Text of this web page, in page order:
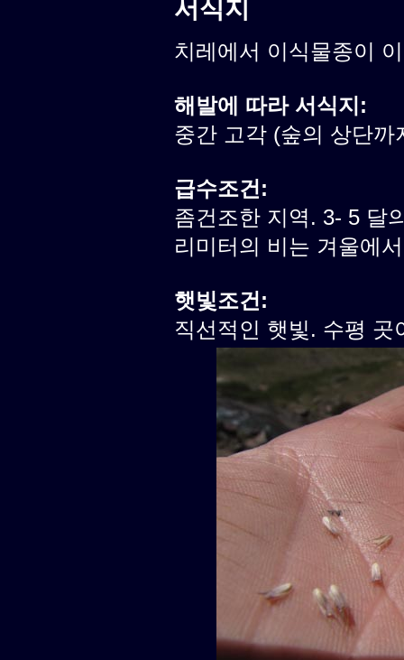
서식지
치레에서 이식물종이
해발에 따라 서식지:
중간 고각 (숲의 상단까
급수조건:
좀건조한 지역. 3- 5 달
리미터의 비는 겨울에
햇빛조건:
직선적인 햇빛. 수평